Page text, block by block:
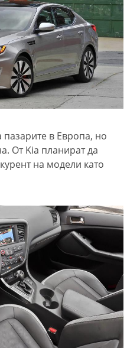
в Европа, но
От Kia планират да
на модели като